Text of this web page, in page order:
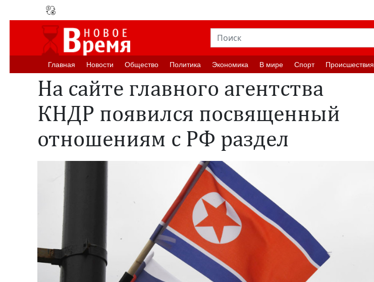
Главная Новости Oбщество Политика Экономика В мире Спорт Происшествия
На сайте главного агентства
КНДР появился посвященный
отношениям с РФ раздел